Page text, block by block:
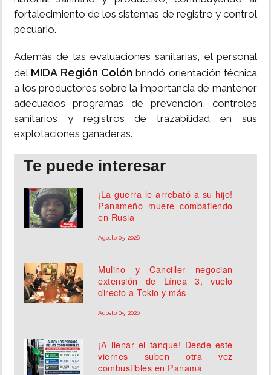
fortalecimiento de los sistemas de registro y control
pecuario.
Además de las evaluaciones sanitarias, el personal
del MIDA Región Colón brindó orientación técnica
a los productores sobre la importancia de mantener
adecuados programas de prevención, controles
sanitarios y registros de trazabilidad en sus
explotaciones ganaderas.
Te puede interesar
¡La guerra le arrebató a su hijo!
Panameño muere combatiendo
en Rusia
Agosto 05, 2026
Mulino y Canciller negocian
extensión de Línea 3, vuelo
directo a Tokio y más
Agosto 05, 2026
¡A llenar el tanque! Desde este
viernes suben otra vez
combustibles en Panamá